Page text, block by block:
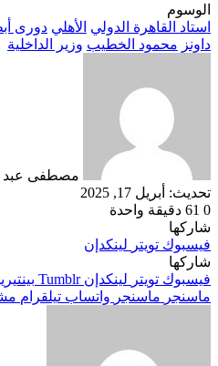
الوسوم
استاد القاهرة الدولي الأهلي دورى
داونز محمود الخطيب وزير الداخلية
مصطفى عبد
تحديث: أبريل 17, 2025
0
دقيقة واحدة
شاركها
فيسبوك تويتر لينكدإن
شاركها
فيسبوك تويتر لينكدإن
ماسنجر ماسنجر واتساب تيلقرام